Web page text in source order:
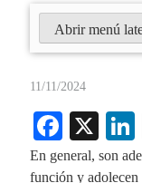
11/11/2024
Fa
ce
X
En general, son
función y adolecen
Abrir menú